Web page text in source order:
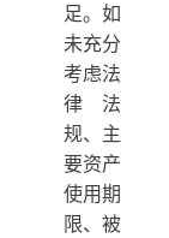
足。如
未充分
考虑法
律法
规、主
要资产
使用期
限、被